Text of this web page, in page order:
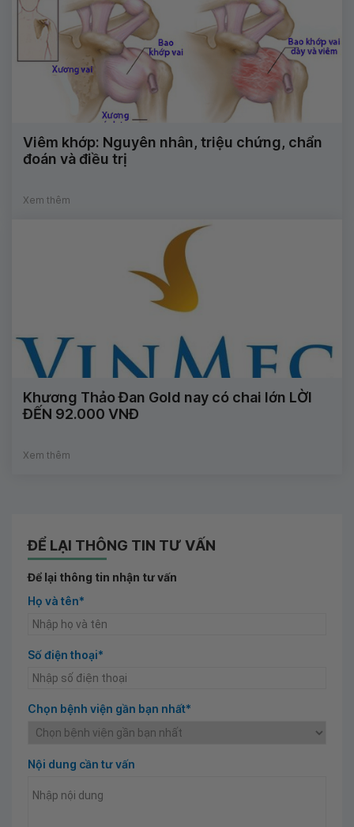
Viêm khớp: Nguyên nhân, triệu chứng, chẩn
đoán và điều trị
Xem thêm
Khương Thảo Đan Gold nay có chai lớn LỜI
ĐẾN 92.000 VNĐ
Xem thêm
ĐỂ LẠI THÔNG TIN TƯ VẤN
Để lại thông tin nhận tư vấn
Họ và tên*
Số điện thoại*
Chọn bệnh viện gần bạn nhất*
Nội dung cần tư vấn